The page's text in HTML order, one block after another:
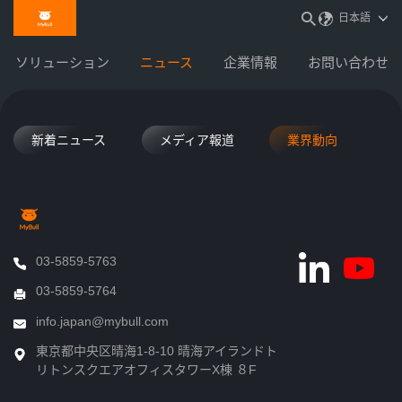
ソリューション ニュース 企業情報 お問い合わせ
日本語
新着ニュース メディア報道 業界動向
03-5859-5763
03-5859-5764
info.japan@mybull.com
東京都中央区晴海1-8-10 晴海アイランドト
リトンスクエアオフィスタワーX棟 ８F